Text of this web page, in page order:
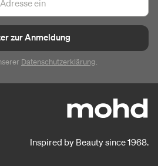
zur Anmeldung
Datenschutzerklärung.
Inspired by Beauty since 1968.